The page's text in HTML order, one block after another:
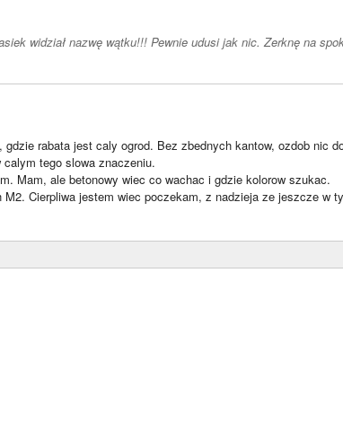
widział nazwę wątku!!! Pewnie udusi jak nic. Zerknę na
rabata jest caly ogrod. Bez zbednych kantow, ozdob nic
tego slowa znaczeniu.
Mam, ale betonowy wiec co wachac i gdzie kolorow szukac.
Cierpliwa jestem wiec poczekam, z nadzieja ze jeszcze w